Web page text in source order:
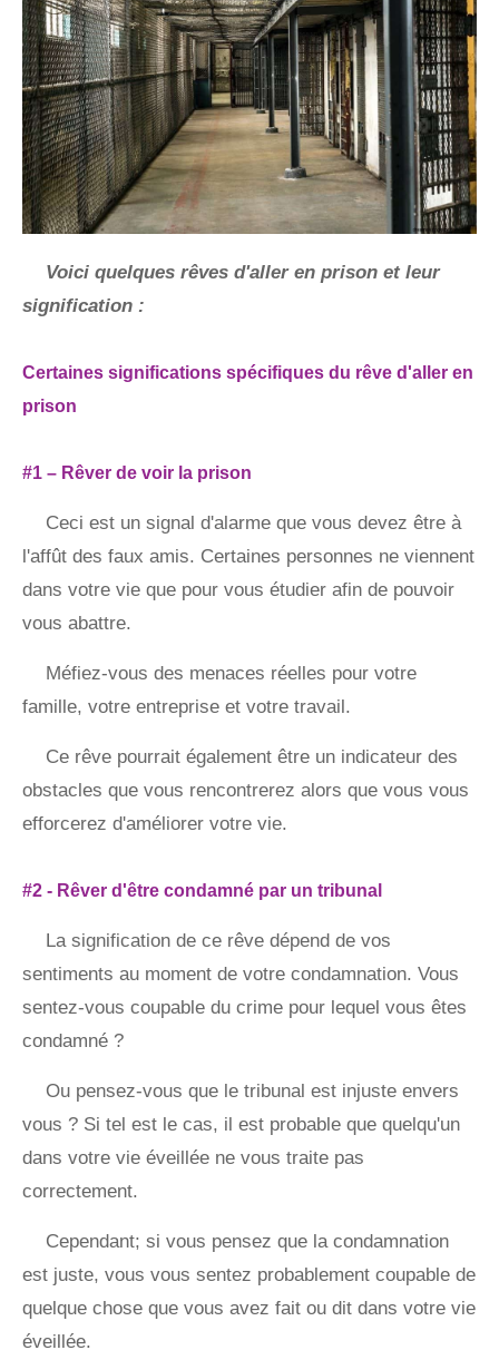
Voici quelques rêves d'aller en prison et leur
signification :
Certaines significations spécifiques du rêve d'aller en
prison
#1 – Rêver de voir la prison
Ceci est un signal d'alarme que vous devez être à
l'affût des faux amis. Certaines personnes ne viennent
dans votre vie que pour vous étudier afin de pouvoir
vous abattre.
Méfiez-vous des menaces réelles pour votre
famille, votre entreprise et votre travail.
Ce rêve pourrait également être un indicateur des
obstacles que vous rencontrerez alors que vous vous
efforcerez d'améliorer votre vie.
#2 - Rêver d'être condamné par un tribunal
La signification de ce rêve dépend de vos
sentiments au moment de votre condamnation. Vous
sentez-vous coupable du crime pour lequel vous êtes
condamné ?
Ou pensez-vous que le tribunal est injuste envers
vous ? Si tel est le cas, il est probable que quelqu'un
dans votre vie éveillée ne vous traite pas
correctement.
Cependant; si vous pensez que la condamnation
est juste, vous vous sentez probablement coupable de
quelque chose que vous avez fait ou dit dans votre vie
éveillée.